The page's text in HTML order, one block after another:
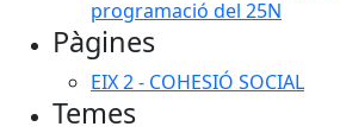
programació del 25N
Pàgines
EIX 2 - COHESIÓ SOCIAL
Temes